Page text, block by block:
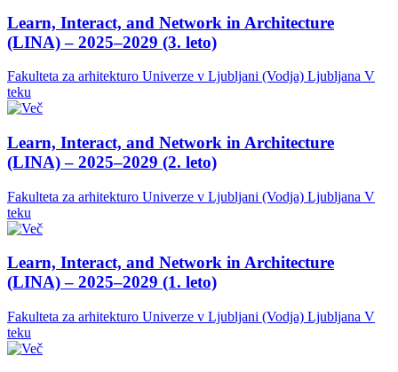
Learn, Interact, and Network in Architecture
(LINA) – 2025–2029 (3. leto)
Fakulteta za arhitekturo Univerze v Ljubljani (Vodja) Ljubljana V
teku
Learn, Interact, and Network in Architecture
(LINA) – 2025–2029 (2. leto)
Fakulteta za arhitekturo Univerze v Ljubljani (Vodja) Ljubljana V
teku
Learn, Interact, and Network in Architecture
(LINA) – 2025–2029 (1. leto)
Fakulteta za arhitekturo Univerze v Ljubljani (Vodja) Ljubljana V
teku